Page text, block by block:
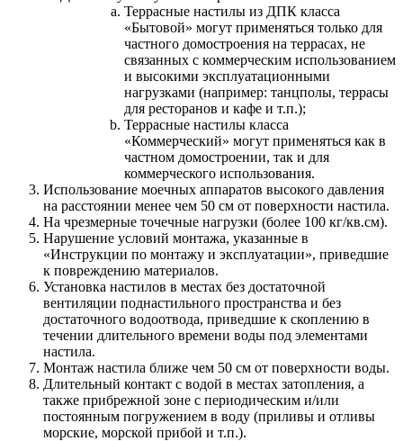
Террасные настилы из ДПК класса
«Бытовой» могут применяться только для
частного домостроения на террасах, не
связанных с коммерческим использованием
и высокими эксплуатационными
нагрузками (например: танцполы, террасы
для ресторанов и кафе и т.п.);
Террасные настилы класса
«Коммерческий» могут применяться как в
частном домостроении, так и для
коммерческого использования.
Использование моечных аппаратов высокого давления
на расстоянии менее чем 50 см от поверхности настила.
На чрезмерные точечные нагрузки (более 100 кг/кв.см).
Нарушение условий монтажа, указанные в
«Инструкции по монтажу и эксплуатации», приведшие
к повреждению материалов.
Установка настилов в местах без достаточной
вентиляции поднастильного пространства и без
достаточного водоотвода, приведшие к скоплению в
течении длительного времени воды под элементами
настила.
Монтаж настила ближе чем 50 см от поверхности воды.
Длительный контакт с водой в местах затопления, а
также прибрежной зоне с периодическим и/или
постоянным погружением в воду (приливы и отливы
морские, морской прибой и т.п.).